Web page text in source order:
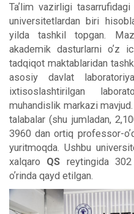
Taʼlim vazirligi
universitetlardan biri
yilda tashkil topgan.
akademik dasturlarni oʼz
tadqiqot maktablaridan
asosiy davlat
ixtisoslashtirilgan
muhandislik markazi
talabalar (shu jumladan,
3960 dan ortiq professor-
yuritmoqda. Ushbu
xalqaro QS reytingida
oʼrinda qayd etilgan.